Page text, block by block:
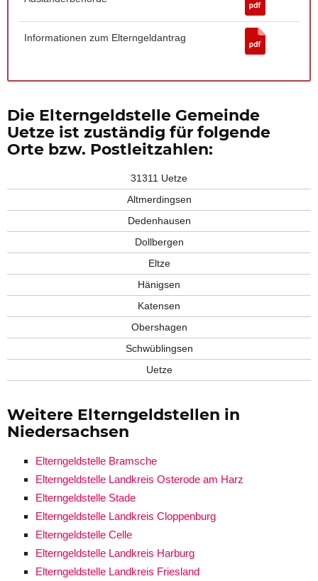
Informationen zum Elterngeldantrag
Die Elterngeldstelle Gemeinde
Uetze ist zuständig für folgende
Orte bzw. Postleitzahlen:
31311 Uetze
Altmerdingsen
Dedenhausen
Dollbergen
Eltze
Hänigsen
Katensen
Obershagen
Schwüblingsen
Uetze
Weitere Elterngeldstellen in
Niedersachsen
Elterngeldstelle Bramsche
Elterngeldstelle Landkreis Osterode am Harz
Elterngeldstelle Stade
Elterngeldstelle Landkreis Cloppenburg
Elterngeldstelle Celle
Elterngeldstelle Landkreis Harburg
Elterngeldstelle Landkreis Friesland